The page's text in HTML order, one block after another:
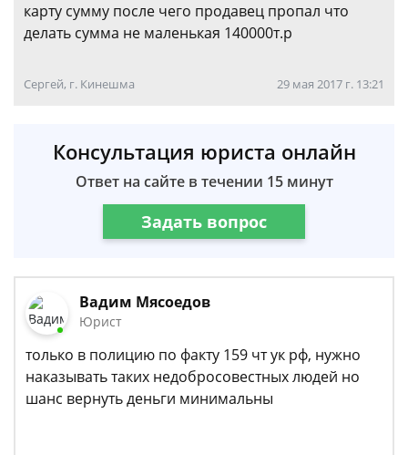
карту сумму после чего продавец пропал что
делать сумма не маленькая 140000т.р
Сергей, г. Кинешма 29 мая 2017 г. 13:21
Консультация юриста онлайн
Ответ на сайте в течении 15 минут
Задать вопрос
Вадим Мясоедов
Юрист
только в полицию по факту 159 чт ук рф, нужно
наказывать таких недобросовестных людей но
шанс вернуть деньги минимальны